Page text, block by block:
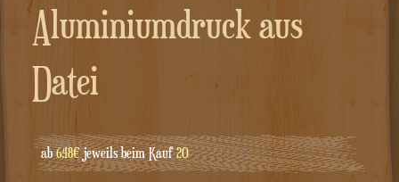
Aluminiumdruck aus
Datei
ab6.48€jeweils beim Kauf20